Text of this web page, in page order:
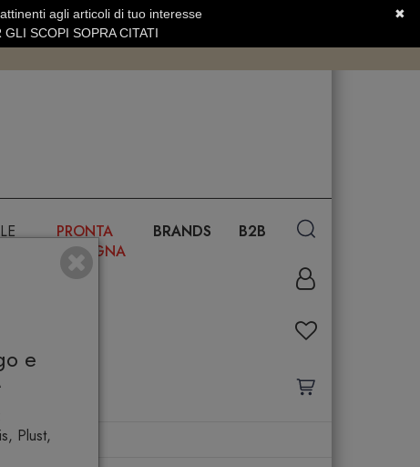
e
Plust,
SERVIZIO CLIENTI +39.0773.470.562
PRONTA
CONSEGNA
BRANDS B2B
✖
agli articoli di tuo interesse
SCOPI SOPRA CITATI